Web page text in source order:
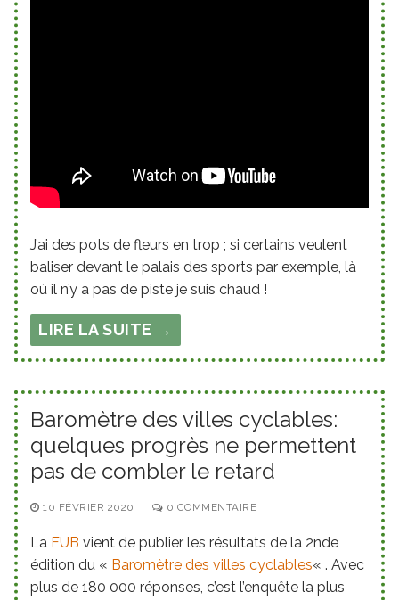
J’ai des pots de fleurs en trop ; si certains veulent
baliser devant le palais des sports par exemple, là
où il n’y a pas de piste je suis chaud !
LIRE LA SUITE →
Baromètre des villes cyclables:
quelques progrès ne permettent
pas de combler le retard
10 FÉVRIER 2020 0 COMMENTAIRE
La FUB vient de publier les résultats de la 2nde
édition du « Baromètre des villes cyclables« . Avec
plus de 180 000 réponses, c’est l’enquête la plus